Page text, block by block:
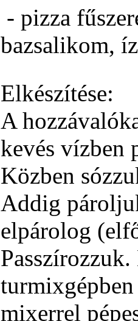
- pizza
bazsalikom,
Elkészítése:
A
kevés vízben
Közben
Addig
elpárolog
mixerrel